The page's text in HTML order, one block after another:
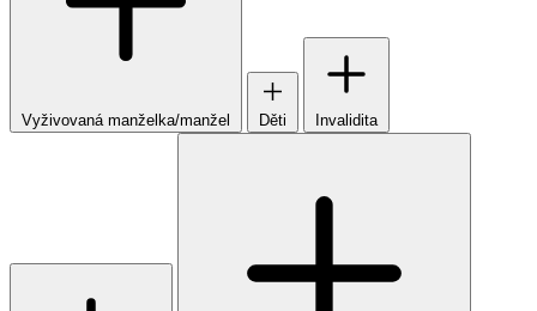
Vyživovaná manželka/manžel Děti Invalidita